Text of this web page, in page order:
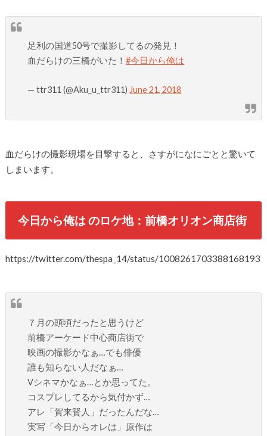
足利の国道50号で撮影してるの発見！
血だらけの三橋がいた！#今日から俺は
— ttr311 (@Aku_u_ttr311) June 21, 2018
血だらけの撮影現場を目撃すると、さすがになにごとと驚いて
しまいます。
今日から俺は のロケ地：前橋オリオン商店街
https://twitter.com/thespa_14/status/1008261703388168193
７月の頭頃だったと思うけど
前橋アーケード中心商店街で
映画の撮影かなぁ…でも俳優
誰も知らない人だなぁ…
Vシネマかなぁ…とか思ってた。
コスプレしてるから気付かず…
アレ「賀来賢人」だったんだな…
実写「今日からオレは」原作は